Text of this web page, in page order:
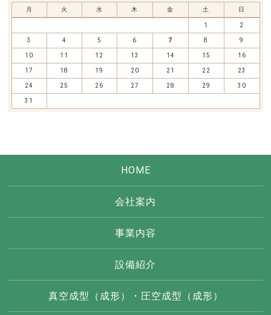
月 火 水 木 金 土 日
1 2
3 4 5 6 7 8 9
10 11 12 13 14 15 16
17 18 19 20 21 22 23
24 25 26 27 28 29 30
31
HOME
会社案内
事業内容
設備紹介
真空成型（成形）・圧空成型（成形）